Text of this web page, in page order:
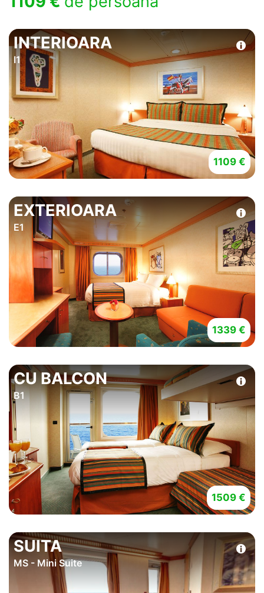
INTERIOARA
I1
1109 €
EXTERIOARA
E1
1339 €
CU BALCON
B1
1509 €
SUITA
MS - Mini Suite